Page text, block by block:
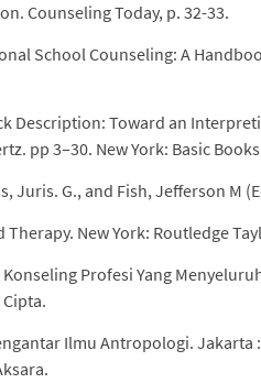
Counseling Today, p. 32-33.
School Counseling: A
Description: Toward an
pp 3–30. New York: Basic Books
Juris. G., and Fish, Jefferson M
New York: Routledge
Profesi Yang
Ilmu Antropologi. Jakarta